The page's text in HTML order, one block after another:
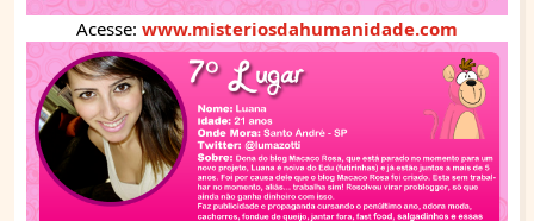
Acesse: www.misteriosdahumanidade.com